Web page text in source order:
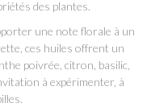
des plantes.
une note florale à un
ces huiles offrent un
poivrée, citron, basilic,
à expérimenter, à